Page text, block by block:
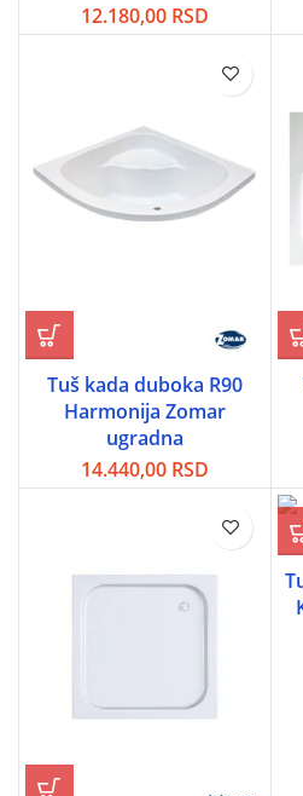
12.180,00 RSD
Tuš kada duboka R90
Harmonija Zomar
ugradna
14.440,00 RSD